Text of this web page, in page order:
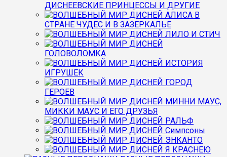
ДИСНЕЕВСКИЕ ПРИНЦЕССЫ И ДРУГИЕ
АЛИСА В
СТРАНЕ ЧУДЕС И В ЗАЗЕРКАЛЬЕ
ЛИЛО И СТИЧ
ГОЛОВОЛОМКА
ИСТОРИЯ
ИГРУШЕК
ГОРОД
ГЕРОЕВ
МИННИ МАУС,
МИККИ МАУС И ЕГО ДРУЗЬЯ
РАЛЬФ
Симпсоны
ЭНКАНТО
Я КРАСНЕЮ